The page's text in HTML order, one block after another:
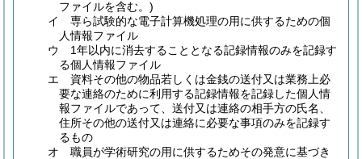
ファイルを含む。)
イ
専ら試験的な電子計算機処理の用に供するための個
人情報ファイル
ウ
1年以内に消去することとなる記録情報のみを記録す
る個人情報ファイル
エ
資料その他の物品若しくは金銭の送付又は業務上必
要な連絡のために利用する記録情報を記録した個人情
報ファイルであって、送付又は連絡の相手方の氏名、
住所その他の送付又は連絡に必要な事項のみを記録す
るもの
オ
職員が学術研究の用に供するためその発意に基づき